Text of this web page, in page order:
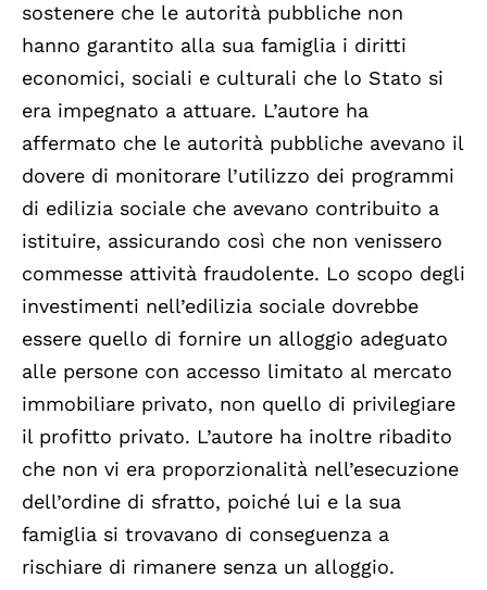
sostenere che le autorità pubbliche non
hanno garantito alla sua famiglia i diritti
economici, sociali e culturali che lo Stato si
era impegnato a attuare. L’autore ha
affermato che le autorità pubbliche avevano il
dovere di monitorare l’utilizzo dei programmi
di edilizia sociale che avevano contribuito a
istituire, assicurando così che non venissero
commesse attività fraudolente. Lo scopo degli
investimenti nell’edilizia sociale dovrebbe
essere quello di fornire un alloggio adeguato
alle persone con accesso limitato al mercato
immobiliare privato, non quello di privilegiare
il profitto privato. L’autore ha inoltre ribadito
che non vi era proporzionalità nell’esecuzione
dell’ordine di sfratto, poiché lui e la sua
famiglia si trovavano di conseguenza a
rischiare di rimanere senza un alloggio.